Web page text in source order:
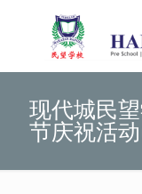
现代城民
节庆祝活